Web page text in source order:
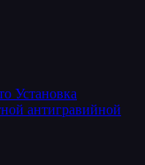
Установка
антигравийной